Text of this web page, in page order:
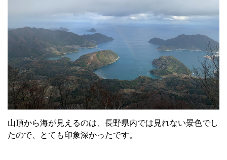
山頂から海が見えるのは、長野県内では見れない景色でし
たので、とても印象深かったです。